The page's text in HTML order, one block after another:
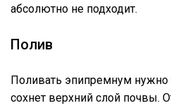
абсолютно не подходит.
Полив
Поливать эпипремнум нужно
сохнет верхний слой почвы.